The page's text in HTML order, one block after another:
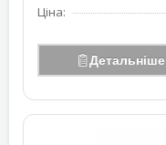
Ціна:
Детальніше